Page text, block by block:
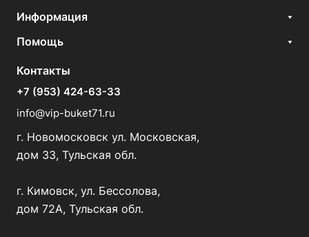
Информация
Помощь
Контакты
+7 (953) 424-63-33
info@vip-buket71.ru
г. Новомосковск ул. Московская,
дом 33, Тульская обл.
г. Кимовск, ул. Бессолова,
дом 72А, Тульская обл.